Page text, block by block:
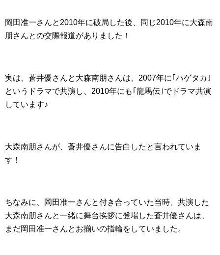
岡田准一さんと2010年に破局した後、同じ2010年に大森南
朋さんとの交際報道がありました！
実は、蒼井優さんと大森南朋さんは、2007年に｢ハゲタカ｣
というドラマで共演し、2010年にも｢龍馬伝｣でドラマ共演
しています♪
大森南朋さんが、蒼井優さんに告白したと言われていま
す！
ちなみに、岡田准一さんと付き合っていた当時、共演した
大森南朋さんと一緒に舞台挨拶に登場した蒼井優さんは、
まだ岡田准一さんとお揃いの指輪をしていました。